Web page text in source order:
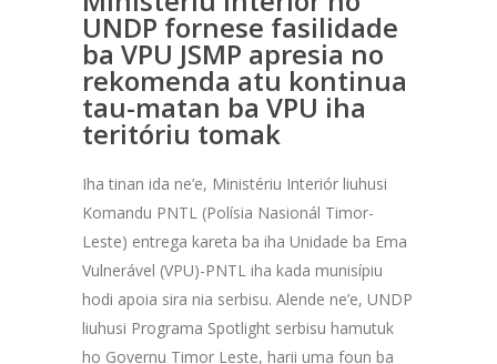
UNDP fornese fasilidade
ba VPU JSMP apresia no
rekomenda atu kontinua
tau-matan ba VPU iha
teritóriu tomak
Iha tinan ida ne’e, Ministériu Interiór liuhusi
Komandu PNTL (Polísia Nasionál Timor-
Leste) entrega kareta ba iha Unidade ba Ema
Vulnerável (VPU)-PNTL iha kada munisípiu
hodi apoia sira nia serbisu. Alende ne’e, UNDP
liuhusi Programa Spotlight serbisu hamutuk
ho Governu Timor Leste, harii uma foun ba